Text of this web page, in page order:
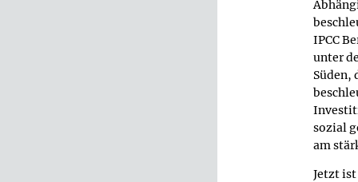
IPCC
unter
Süden,
sozial
am
Jetzt